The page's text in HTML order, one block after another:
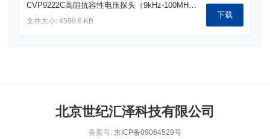
CVP9222C高阻抗容性电压探头（9kHz-100MHz）.pdf
文件大小: 4599.6 KB
下载
北京世纪汇泽科技有限公司
备案号: 京ICP备09064529号